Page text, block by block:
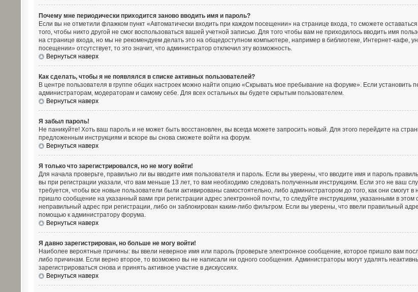
Почему мне периодически приходится заново вводить имя и пароль?
Если вы не отметили флажком пункт «Автоматически входить при каждом посещении» на странице входа, то сможете
того, чтобы никто другой не смог воспользоваться вашей учетной записью. Для того чтобы вам не приходилось вводить имя
на странице входа, но мы не рекомендуем делать это на общедоступном компьютере, например в библиотеке, Интернет-кафе,
посещении» отсутствует, то это значит, что администратор отключил эту возможность.
Вернуться наверх
Как сделать, чтобы я не появлялся в списке активных пользователей?
В центре пользователя в группе общих настроек можно найти опцию «Скрывать мое пребывание на форуме». Если установить
администраторам, модераторам и самому себе. Для всех остальных вы будете скрытым пользователем.
Вернуться наверх
Я забыл пароль!
Не паникуйте! Хоть ваш пароль и не может быть восстановлен, вы всегда можете запросить новый. Для этого перейдите на
предложенным инструкциям и вскоре вы снова сможете войти на форум.
Вернуться наверх
Я только что зарегистрировался, но не могу войти!
Для начала проверьте, правильно ли вы вводите имя пользователя и пароль. Если вы уверены, что вводите имя и пароль
вы при регистрации указали, что вам меньше 13 лет, то вам необходимо следовать полученным инструкциям. Если это не ваш
требуется, чтобы все новые пользователи были активированы самостоятельно, либо администратором до того, как они
пришло сообщение на указанный вами при регистрации адрес электронной почты, то следуйте инструкциям, указанными в
неправильный адрес при регистрации, либо он заблокирован каким-либо фильтром. Если вы уверены, что ввели правильный
помощью к администратору форума.
Вернуться наверх
Я давно зарегистрирован, но больше не могу войти!
Наиболее вероятные причины: вы ввели неверное имя или пароль (проверьте электронное сообщение, которое пришло вам
либо причинам. Если верно второе, то возможно вы не написали ни одного сообщения. Администраторы могут удалять
зарегистрироваться снова и принять активное участие в дискуссиях.
Вернуться наверх